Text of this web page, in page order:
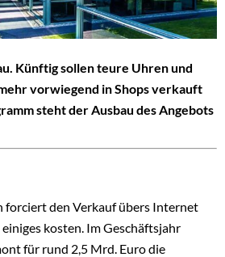
Künftig sollen teure Uhren und
vorwiegend in Shops verkauft
steht der Ausbau des Angebots
forciert den Verkauf übers Internet
kosten. Im Geschäftsjahr
für rund 2,5 Mrd. Euro die